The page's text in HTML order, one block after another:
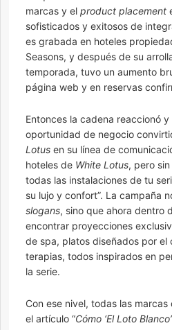
marcas y el product placement
sofisticados y exitosos de
es grabada en hoteles
Seasons, y después de su
temporada, tuvo un aumento
página web y en reservas
Entonces la cadena reaccionó
oportunidad de negocio
Lotus en su línea de
hoteles de White Lotus, pero sin
todas las instalaciones de tu
su lujo y confort”. La campaña
slogans, sino que ahora dentro
encontrar proyecciones
de spa, platos diseñados por el
terapias, todos inspirados en
la serie.
Con ese nivel, todas las
el artículo “Cómo ‘El Loto